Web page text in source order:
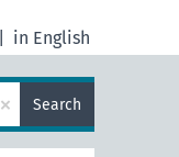
in English
× Search